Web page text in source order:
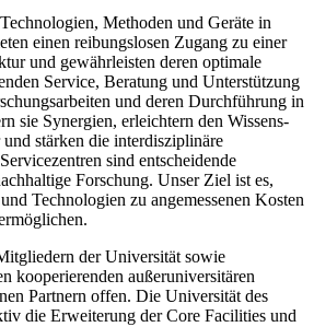
Methoden und Geräte in
einen reibungslosen Zugang zu einer
und gewährleisten deren optimale
Service, Beratung und Unterstützung
und deren Durchführung in
sie Synergien, erleichtern den Wissens-
stärken die interdisziplinäre
sind entscheidende
Forschung. Unser Ziel ist es,
Technologien zu angemessenen Kosten
der Universität sowie
kooperierenden außeruniversitären
Partnern offen. Die Universität des
die Erweiterung der Core Facilities und